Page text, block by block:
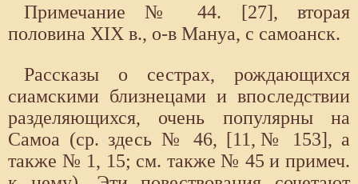
Примечание № 44. [27], вторая
половина XIX в., о-в Мануа, с самоанск.
Рассказы о сестрах, рождающихся
сиамскими близнецами и впоследствии
разделяющихся, очень популярны на
Самоа (ср. здесь № 46, [11,№ 153], а
также № 1, 15; см. также № 45 и примеч.